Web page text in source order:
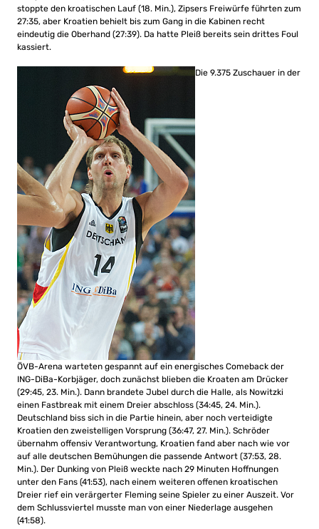
stoppte den kroatischen Lauf (18. Min.), Zipsers Freiwürfe führten zum
27:35, aber Kroatien behielt bis zum Gang in die Kabinen recht
eindeutig die Oberhand (27:39). Da hatte Pleiß bereits sein drittes Foul
kassiert.
Die 9.375 Zuschauer in der
ÖVB-Arena warteten gespannt auf ein energisches Comeback der
ING-DiBa-Korbjäger, doch zunächst blieben die Kroaten am Drücker
(29:45, 23. Min.). Dann brandete Jubel durch die Halle, als Nowitzki
einen Fastbreak mit einem Dreier abschloss (34:45, 24. Min.).
Deutschland biss sich in die Partie hinein, aber noch verteidigte
Kroatien den zweistelligen Vorsprung (36:47, 27. Min.). Schröder
übernahm offensiv Verantwortung, Kroatien fand aber nach wie vor
auf alle deutschen Bemühungen die passende Antwort (37:53, 28.
Min.). Der Dunking von Pleiß weckte nach 29 Minuten Hoffnungen
unter den Fans (41:53), nach einem weiteren offenen kroatischen
Dreier rief ein verärgerter Fleming seine Spieler zu einer Auszeit. Vor
dem Schlussviertel musste man von einer Niederlage ausgehen
(41:58).